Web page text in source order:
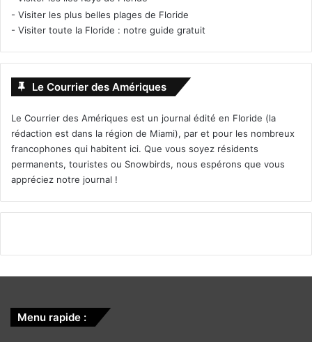
- Visiter les plus belles plages de Floride
- Visiter toute la Floride : notre guide gratuit
Le Courrier des Amériques
Le Courrier des Amériques est un journal édité en Floride (la
rédaction est dans la région de Miami), par et pour les nombreux
francophones qui habitent ici. Que vous soyez résidents
permanents, touristes ou Snowbirds, nous espérons que vous
appréciez notre journal !
Menu rapide :